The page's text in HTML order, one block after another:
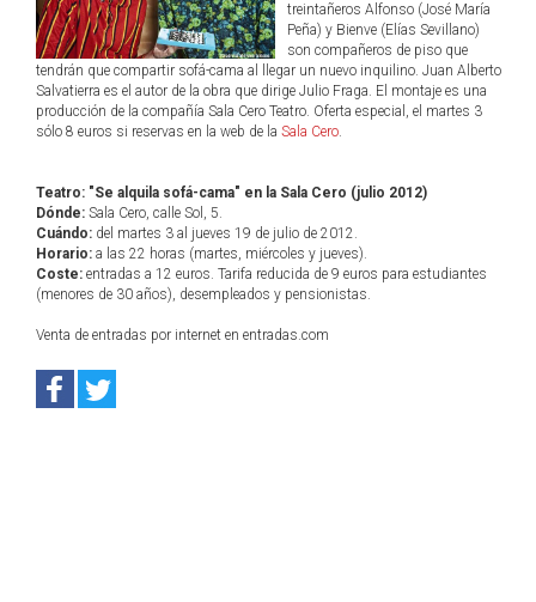
treintañeros Alfonso (José María
Peña) y Bienve (Elías Sevillano)
son compañeros de piso que
tendrán que compartir sofá-cama al llegar un nuevo inquilino. Juan Alberto
Salvatierra es el autor de la obra que dirige Julio Fraga. El montaje es una
producción de la compañía Sala Cero Teatro. Oferta especial, el martes 3
sólo 8 euros si reservas en la web de la Sala Cero.
Teatro: "Se alquila sofá-cama" en la Sala Cero (julio 2012)
Dónde: Sala Cero, calle Sol, 5.
Cuándo: del martes 3 al jueves 19 de julio de 2012.
Horario: a las 22 horas (martes, miércoles y jueves).
Coste: entradas a 12 euros. Tarifa reducida de 9 euros para estudiantes
(menores de 30 años), desempleados y pensionistas.
Venta de entradas por internet en entradas.com